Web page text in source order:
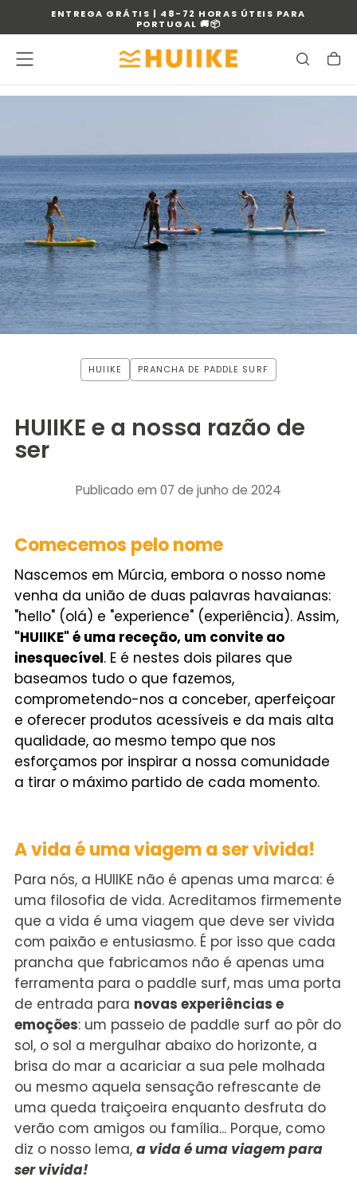
SALTAR
CONTEÚDO
ENTREGA GRÁTIS | 48-72 HORAS ÚTEIS PARA
PORTUGAL 🚚📦
HUIIKE PRANCHA DE PADDLE SURF
HUIIKE e a nossa razão de
ser
Publicado em 07 de junho de 2024
Comecemos pelo nome
Nascemos em Múrcia, embora o nosso nome
venha da união de duas palavras havaianas:
"hello" (olá) e "experience" (experiência). Assim,
"HUIIKE" é uma receção, um convite ao
inesquecível. E é nestes dois pilares que
baseamos tudo o que fazemos,
comprometendo-nos a conceber, aperfeiçoar
e oferecer produtos acessíveis e da mais alta
qualidade, ao mesmo tempo que nos
esforçamos por inspirar a nossa comunidade
a tirar o máximo partido de cada momento.
A vida é uma viagem a ser vivida!
Para nós, a HUIIKE não é apenas uma marca: é
uma filosofia de vida. Acreditamos firmemente
que a vida é uma viagem que deve ser vivida
com paixão e entusiasmo. É por isso que cada
prancha que fabricamos não é apenas uma
ferramenta para o paddle surf, mas uma porta
de entrada para novas experiências e
emoções: um passeio de paddle surf ao pôr do
sol, o sol a mergulhar abaixo do horizonte, a
brisa do mar a acariciar a sua pele molhada
ou mesmo aquela sensação refrescante de
uma queda traiçoeira enquanto desfruta do
verão com amigos ou família... Porque, como
diz o nosso lema, a vida é uma viagem para
ser vivida!